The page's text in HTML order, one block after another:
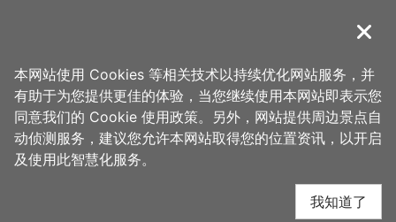
導覽
首页 > 购好物 > 购物快搜
南门市场-新家香肉松
人气：6930
关闭
本网站使用 Cookies 等相关技术以持续优化网站服务，并
有助于为您提供更佳的体验，当您继续使用本网站即表示您
同意我们的 Cookie 使用政策。另外，网站提供周边景点自
动侦测服务，建议您允许本网站取得您的位置资讯，以开启
及使用此智慧化服务。
我知道了